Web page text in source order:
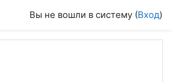
Вы не вошли в систему (Вход)